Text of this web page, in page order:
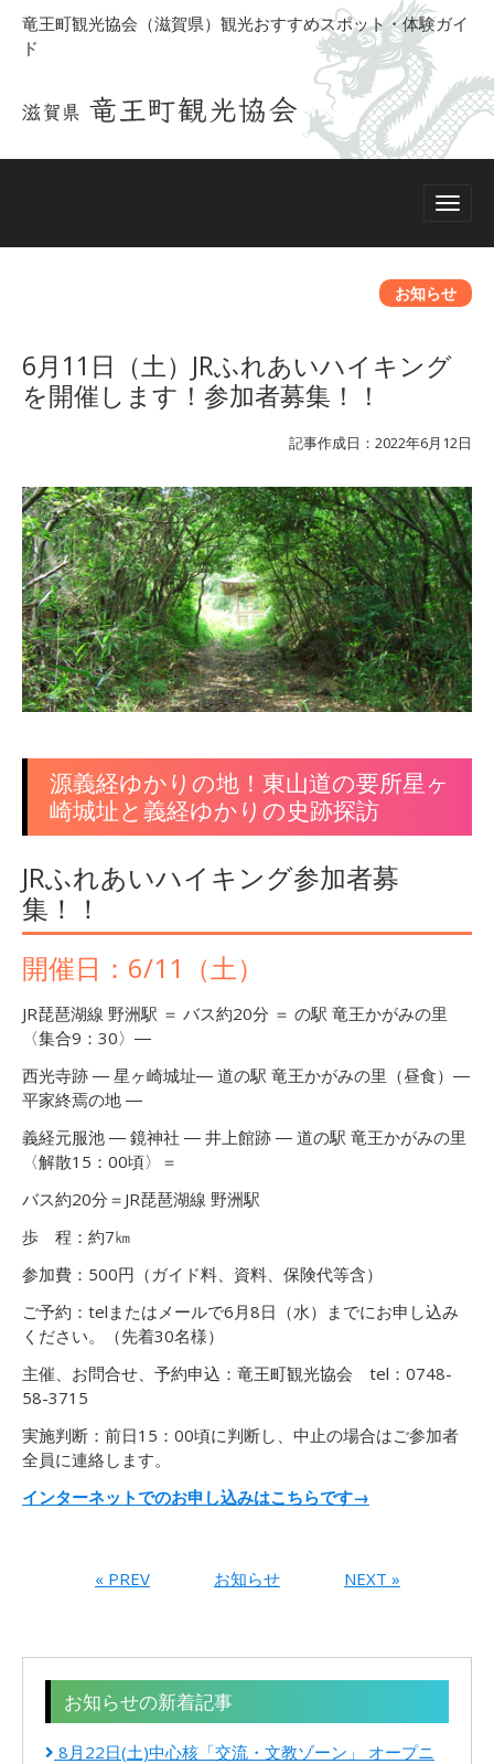
竜王町観光協会（滋賀県）観光おすすめスポット・体験ガイ
ド
お知らせ
6月11日（土）JRふれあいハイキング
を開催します！参加者募集！！
記事作成日：2022年6月12日
源義経ゆかりの地！東山道の要所星ヶ
崎城址と義経ゆかりの史跡探訪
JRふれあいハイキング参加者募
集！！
開催日：6/11（土）
JR琵琶湖線 野洲駅 ＝ バス約20分 ＝ の駅 竜王かがみの里
〈集合9：30〉―
西光寺跡 ― 星ヶ崎城址― 道の駅 竜王かがみの里（昼食）―
平家終焉の地 ―
義経元服池 ― 鏡神社 ― 井上館跡 ― 道の駅 竜王かがみの里
〈解散15：00頃〉＝
バス約20分＝JR琵琶湖線 野洲駅
歩 程：約7㎞
参加費：500円（ガイド料、資料、保険代等含）
ご予約：telまたはメールで6月8日（水）までにお申し込み
ください。（先着30名様）
主催、お問合せ、予約申込：竜王町観光協会 tel：0748-
58-3715
実施判断：前日15：00頃に判断し、中止の場合はご参加者
全員に連絡します。
インターネットでのお申し込みはこちらです→
« PREV お知らせ NEXT »
お知らせの新着記事
8月22日(土)中心核「交流・文教ゾーン」 オープニ